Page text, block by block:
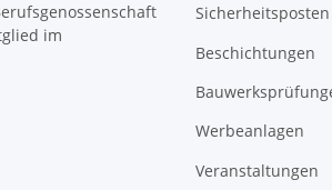
Sicherheitsposten
Beschichtungen
Werbeanlagen
Veranstaltungen